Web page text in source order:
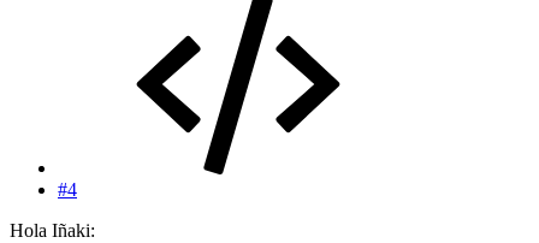
#4
Hola Iñaki: